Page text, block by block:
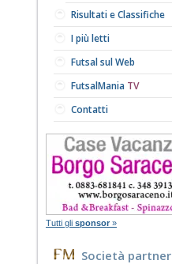
Risultati e Classifiche
I più letti
Futsal sul Web
FutsalMania TV
Contatti
Tutti gli sponsor »
Società partner